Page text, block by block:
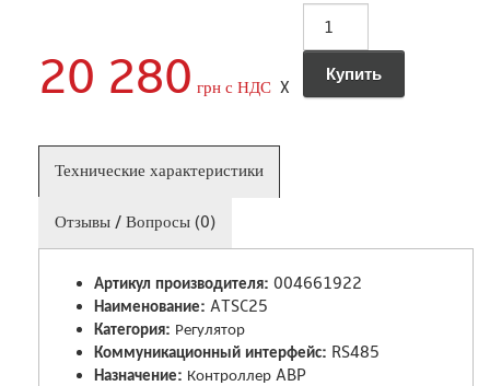
20 280 грн с НДС X
Технические характеристики
Отзывы / Вопросы (0)
Артикул производителя: 004661922
Наименование: ATSC25
Категория: Регулятор
Коммуникационный интерфейс: RS485
Назначение: Контроллер ABP